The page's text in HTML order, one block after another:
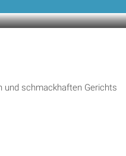
und schmackhaften Gerichts